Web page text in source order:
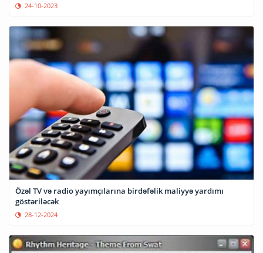
24-10-2023
Özəl TV və radio yayımçılarına birdəfəlik maliyyə yardımı
göstəriləcək
28-12-2024